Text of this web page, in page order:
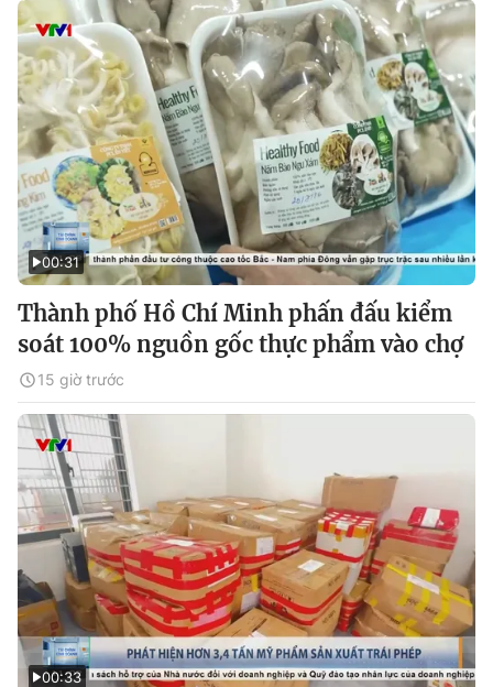
00:31
Thành phố Hồ Chí Minh phấn đấu kiểm
soát 100% nguồn gốc thực phẩm vào chợ
15 giờ trước
00:33